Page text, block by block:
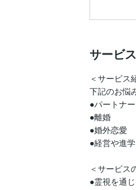
サービ
＜サービス
下記のお悩
●パートナ
●離婚
●婚外恋愛
●経営や進
＜サービス
●霊視を通